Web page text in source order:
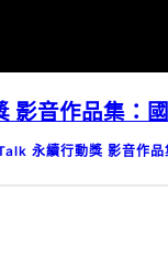
影音作品集：
永續行動獎 影音作品